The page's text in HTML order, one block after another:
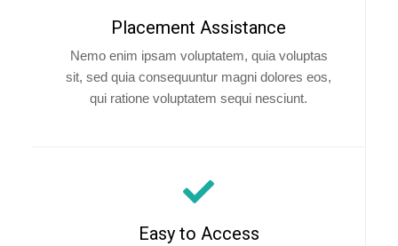
Placement Assistance
Nemo enim ipsam voluptatem, quia voluptas
sit, sed quia consequuntur magni dolores eos,
qui ratione voluptatem sequi nesciunt.
Easy to Access